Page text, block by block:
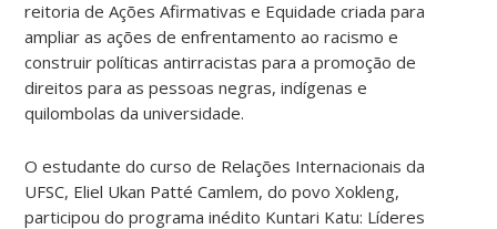
reitoria de Ações Afirmativas e Equidade criada para
ampliar as ações de enfrentamento ao racismo e
construir políticas antirracistas para a promoção de
direitos para as pessoas negras, indígenas e
quilombolas da universidade.
O estudante do curso de Relações Internacionais da
UFSC, Eliel Ukan Patté Camlem, do povo Xokleng,
participou do programa inédito Kuntari Katu: Líderes